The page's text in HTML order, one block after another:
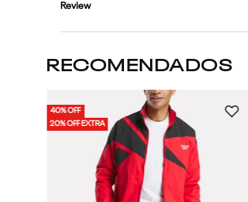
Review
RECOMENDADOS
40% OFF
20% OFF EXTRA